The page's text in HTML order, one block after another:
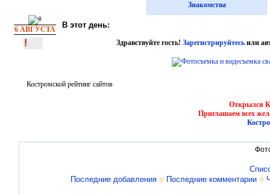
Знакомства
6 АВГУСТА В этот день:
! Здравствуйте гость! Зарегистрируйтесьили
Костромской рейтинг сайтов
Открылся
Приглашаем всех
Последние добавления
Последние комментарии